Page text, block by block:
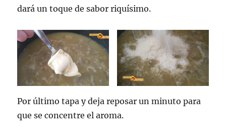
dará un toque de sabor riquísimo.
Por último tapa y deja reposar un minuto para
que se concentre el aroma.